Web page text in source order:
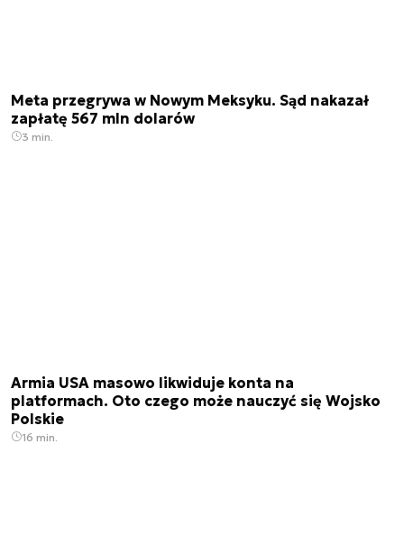
Meta przegrywa w Nowym Meksyku. Sąd nakazał
zapłatę 567 mln dolarów
3 min.
Armia USA masowo likwiduje konta na
platformach. Oto czego może nauczyć się Wojsko
Polskie
16 min.